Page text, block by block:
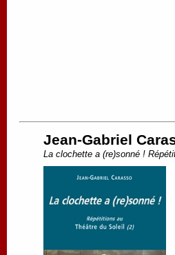
Jean-Gabriel
La clochette a (re)sonné !